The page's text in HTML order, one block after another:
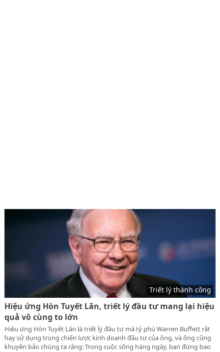
Triết lý thành công
Hiệu ứng Hòn Tuyết Lăn, triết lý đầu tư mang lại hiệu
quả vô cùng to lớn
Hiệu ứng Hòn Tuyết Lăn là triết lý đầu tư mà tỷ phú Warren Buffett rất
hay sử dụng trong chiến lược kinh doanh đầu tư của ông, và ông cũng
khuyên bảo chúng ta rằng: Trong cuộc sống hàng ngày, bạn đừng bao